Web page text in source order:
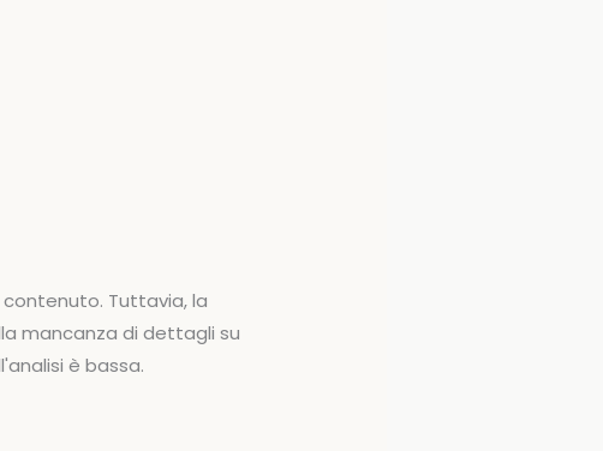
Tuttavia, la
mancanza di dettagli su
è bassa.